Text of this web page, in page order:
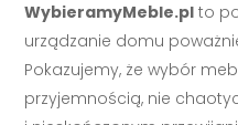
WybieramyMeble.pl to
urządzanie domu
Pokazujemy, że wybór
przyjemnością, nie